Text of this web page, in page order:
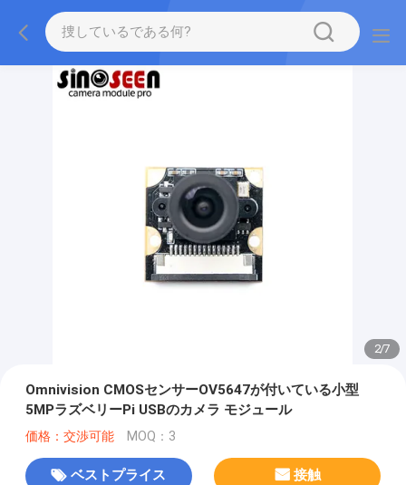
2/7
Omnivision CMOSセンサーOV5647が付いている小型
5MPラズベリーPi USBのカメラ モジュール
価格：交渉可能 MOQ：3
ベストプライス 接触